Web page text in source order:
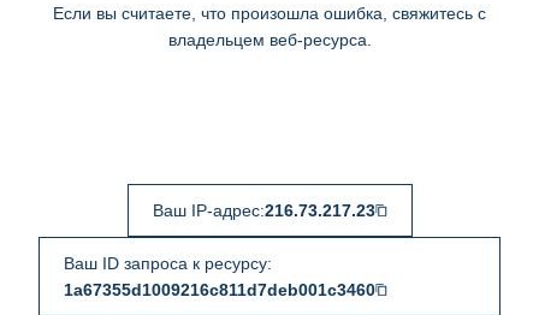
Если вы считаете, что произошла ошибка, свяжитесь с
владельцем веб-ресурса.
Ваш IP-адрес:216.73.217.23
Ваш ID запроса к ресурсу:
1a67355d1009216c811d7deb001c3460